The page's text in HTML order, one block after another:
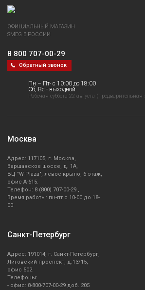
ОФИЦИАЛЬНЫЙ МАГАЗИН
SMEG В РОССИИ
8 800 707-00-29
Обратный звонок
Пн – Пт- с 10:00 до 18:00
Сб, Вс - выходной
Рабочая суббота 22 августа (предварительная
Москва
Адрес: 117105, г. Москва,
Варшавское шоссе, д. 1А,
БЦ "W-Plaza", левое крыло, 6 этаж,
офис А-615.
Телефон: 8 (800) 707-00-29 ,
Время работы: пн-пт с 10-00 до 18-
00
Санкт-Петербург
Адрес: 191014, г. Санкт-Петербург,
Лиговский проспект, д.13/15,
офис 502
Телефоны:
- офис: 8-800-707-00-29 доб. 205